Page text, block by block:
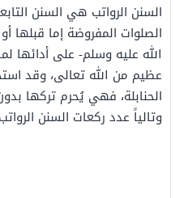
السنن الرواتب هي السنن
الصلوات المفروضة إما
الله عليه وسلم- على أدائها
عظيم من الله تعالى، وقد
الحنابلة، فهي يُحرم تركها
وتالياً عدد ركعات السنن